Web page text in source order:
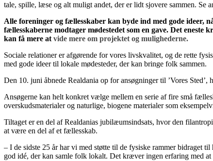
tale, spille, læse og alt muligt andet, der er lidt sjovere sammen. Se
Alle foreninger og fællesskaber kan byde ind med gode
fællesskaberne modtager mødestedet som en gave. Det
kan få mere at vide mere om projektet og mulighederne.
Sociale relationer er afgørende for vores livskvalitet, og de rette
med gode ideer til lokale mødesteder, der kan bringe folk sammen.
Den 10. juni åbnede Realdania op for ansøgninger til ’Vores
Ansøgerne kan helt konkret vælge mellem en serie af fire små
overskudsmaterialer og naturlige, biogene materialer som
Tiltaget er en del af Realdanias jubilæumsindsats, hvor den
at være en del af et fællesskab.
– I de sidste 25 år har vi med støtte til de fysiske rammer bidraget
god idé, der kan samle folk lokalt. Det kræver ingen erfaring med